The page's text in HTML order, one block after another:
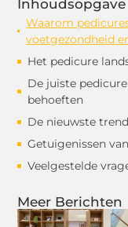
Inhoudsopgave
Waarom
voetgezondheid
Het pedicure
De juiste
behoeften
De nieuwste
Getuigenissen
Veelgestelde
Meer Berichten